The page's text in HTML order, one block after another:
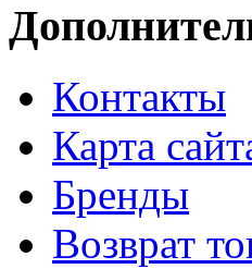
Контакты
Карта
Бренды
Возврат